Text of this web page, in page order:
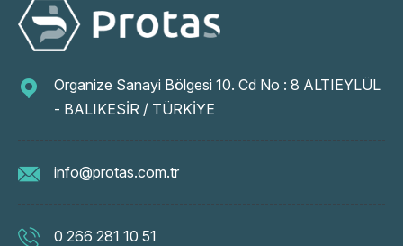
Organize Sanayi Bölgesi 10. Cd No : 8 ALTIEYLÜL
- BALIKESİR / TÜRKİYE
info@protas.com.tr
0 266 281 10 51